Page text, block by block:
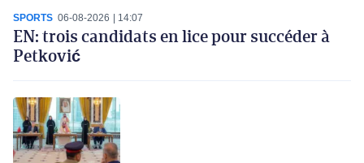
SPORTS 06-08-2026 14:07
EN: trois candidats en lice pour succéder à
Petković